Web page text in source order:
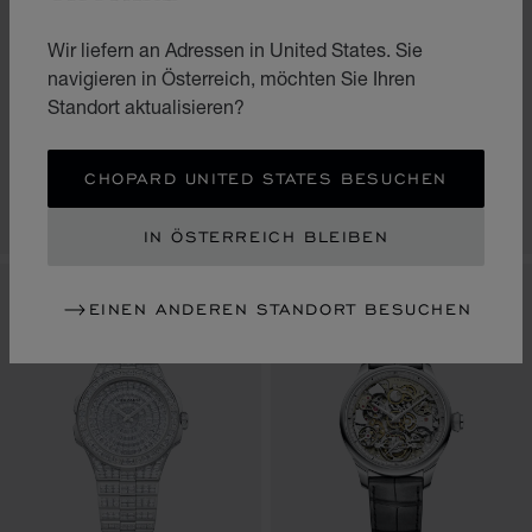
Wir liefern an Adressen in United States. Sie
navigieren in Österreich, möchten Sie Ihren
Standort aktualisieren?
CHOPARD UNITED STATES BESUCHEN
IN ÖSTERREICH BLEIBEN
EINEN ANDEREN STANDORT BESUCHEN
ZUR FOLIE GEHEN 1
ZUR FOLIE GEHEN 2
ZUR FOLIE GEHEN 3
MILLE MIGLIA CLASSIC
CHRONOGRAPH
ETHISCHES GELBGOLD, LUCENT
€ 12,800
ZUR FOLIE
STEEL™
€ 16,100